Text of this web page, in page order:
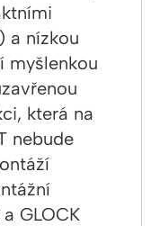
a nízkou
která na
nebude
GLOCK